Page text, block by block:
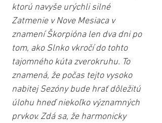
ktorú navyše urýchli silné
Zatmenie v Nove Mesiaca v
znamení Škorpióna len dva dni po
tom, ako Slnko vkročí do tohto
tajomného kúta zverokruhu. To
znamená, že počas tejto vysoko
nabitej Sezóny bude hrať dôležitú
úlohu hneď niekoľko významných
prvkov. Zdá sa, že harmonicky